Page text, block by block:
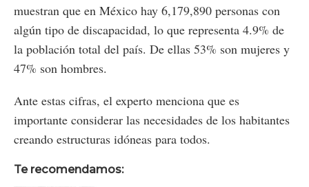
muestran que en México hay 6,179,890 personas con
algún tipo de discapacidad, lo que representa 4.9% de
la población total del país. De ellas 53% son mujeres y
47% son hombres.
Ante estas cifras, el experto menciona que es
importante considerar las necesidades de los habitantes
creando estructuras idóneas para todos.
Te recomendamos: